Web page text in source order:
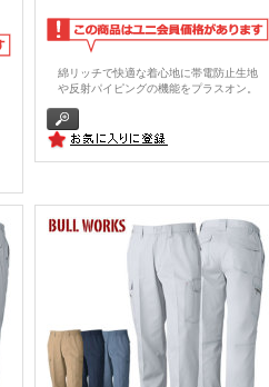
綿リッチで快適な着心地に帯電防止生地
や反射パイピングの機能をプラスオン。